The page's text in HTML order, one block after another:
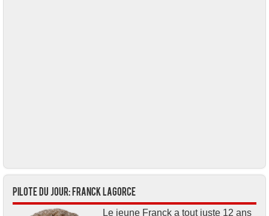
Pilote du jour: Franck LAGORCE
Le jeune Franck a tout juste 12 ans